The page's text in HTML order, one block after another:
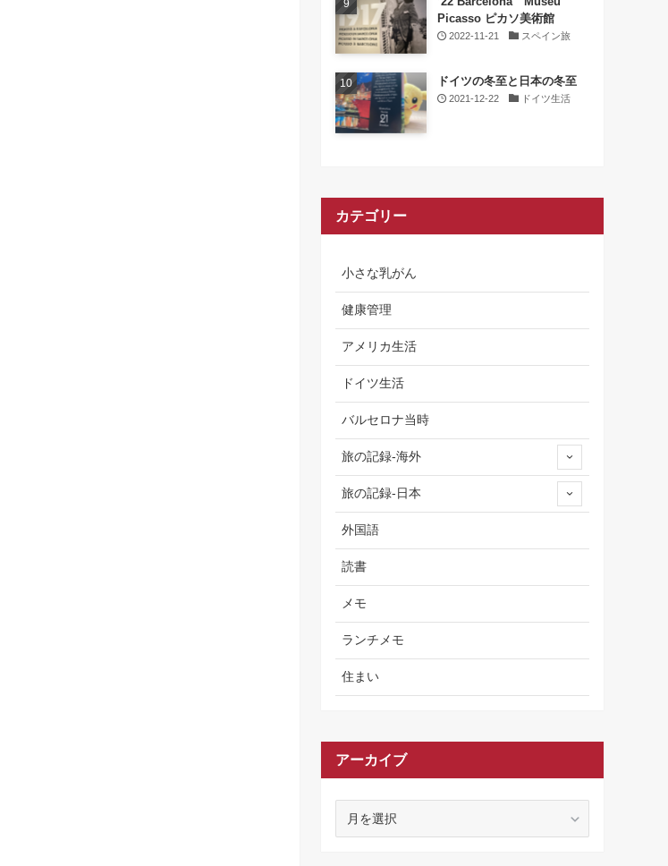
Picasso ピカソ美術館
2022-11-21 スペイン旅
ドイツの冬至と日本の冬至
2021-12-22 ドイツ生活
カテゴリー
小さな乳がん
健康管理
アメリカ生活
ドイツ生活
バルセロナ当時
旅の記録-海外
旅の記録-日本
外国語
読書
メモ
ランチメモ
住まい
アーカイブ